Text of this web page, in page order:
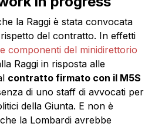
la Raggi è stata convocata
del contratto. In effetti
componenti del minidirettorio
Raggi in risposta alle
contratto firmato con il M5S
di uno staff di avvocati per
della Giunta. E non è
la Lombardi avrebbe